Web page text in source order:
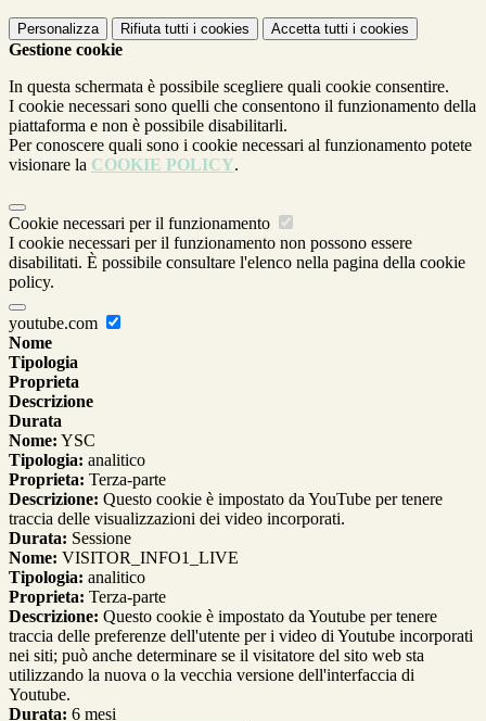
Personalizza Rifiuta tutti i cookies Accetta tutti i cookies
Gestione cookie
In questa schermata è possibile scegliere quali cookie consentire.
I cookie necessari sono quelli che consentono il funzionamento della
piattaforma e non è possibile disabilitarli.
Per conoscere quali sono i cookie necessari al funzionamento potete
visionare la COOKIE POLICY.
Cookie necessari per il funzionamento
I cookie necessari per il funzionamento non possono essere
disabilitati. È possibile consultare l'elenco nella pagina della cookie
policy.
youtube.com
Nome
Tipologia
Proprieta
Descrizione
Durata
Nome: YSC
Tipologia: analitico
Proprieta: Terza-parte
Descrizione: Questo cookie è impostato da YouTube per tenere
traccia delle visualizzazioni dei video incorporati.
Durata: Sessione
Nome: VISITOR_INFO1_LIVE
Tipologia: analitico
Proprieta: Terza-parte
Descrizione: Questo cookie è impostato da Youtube per tenere
traccia delle preferenze dell'utente per i video di Youtube incorporati
nei siti; può anche determinare se il visitatore del sito web sta
utilizzando la nuova o la vecchia versione dell'interfaccia di
Youtube.
Durata: 6 mesi